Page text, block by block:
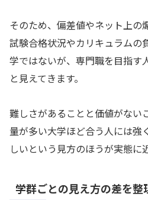
そのため、偏差値やネット上の
試験合格状況やカリキュラムの
学ではないが、専門職を目指す
と見えてきます。
難しさがあることと価値がない
量が多い大学ほど合う人には強
しいという見方のほうが実態に
学群ごとの見え方の差を整